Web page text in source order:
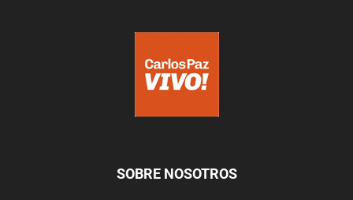
SOBRE NOSOTROS